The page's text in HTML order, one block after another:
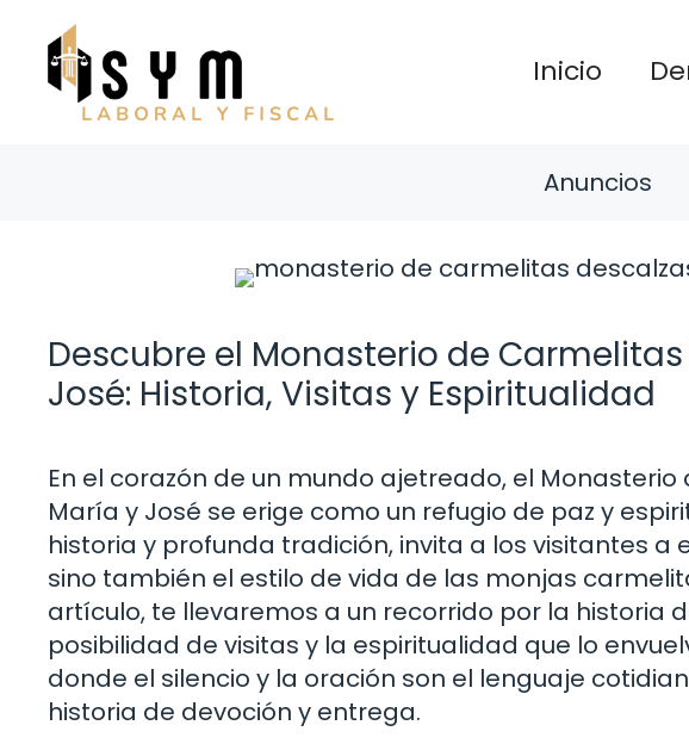
contenido
Inicio
Anuncios
Descubre el Monasterio de
José: Historia, Visitas y Espiritualidad
En el corazón de un mundo ajetreado, el
María y José se erige como un refugio de paz y
historia y profunda tradición, invita a los visitantes a
sino también el estilo de vida de las monjas
artículo, te llevaremos a un recorrido por la historia
posibilidad de visitas y la espiritualidad que lo
donde el silencio y la oración son el lenguaje
historia de devoción y entrega.